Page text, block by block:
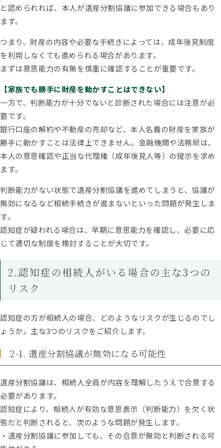
と認められれば、本人が遺産分割協議に参加できる場合もあり
ます。
つまり、財産の内容や必要な手続きによっては、成年後見制度
を利用しなくても進められる場合があります。
まずは意思能力の有無を慎重に確認することが重要です。
【家族でも勝手に財産を動かすことはできない】
一方で、判断能力が十分でないと診断された場合には注意が必
要です。
銀行口座の解約や不動産の売却など、本人名義の財産を家族が
勝手に動かすことは法律上できません。金融機関や法務局は、
本人の意思確認や正当な代理権（成年後見人等）の提示を求め
ます。
判断能力がない状態で遺産分割協議を進めてしまうと、協議が
無効になるなど相続手続きが進まないといった問題が発生しま
す。
認知症が疑われる場合は、早期に意思能力を確認し、必要に応
じて適切な制度を検討することが大切です。
2.認知症の相続人がいる場合の主な3つの
リスク
認知症の方が相続人の場合、どのようなリスクが生じるのでし
ょうか。主な3つのリスクをご紹介します。
2-1. 遺産分割協議が無効になる可能性
遺産分割協議は、相続人全員が内容を理解したうえで合意する
必要があります。
認知症により、相続人が有効な意思表示（判断能力）を欠く状
態だと判断されると、次のような問題が発生します。
・遺産分割協議に参加しても、その合意が無効と判断される可